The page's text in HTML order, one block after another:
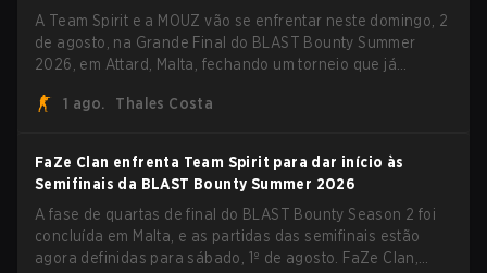
A Team Spirit e a MOUZ vão se enfrentar neste domingo, 2
de agosto, na Grande Final do BLAST Bounty Summer
2026, em Attard, Malta, fechando um torneio que já
1 ago.
Thales Costa
FaZe Clan enfrenta Team Spirit para dar início às
Semifinais da BLAST Bounty Summer 2026
A fase de quartas de final do BLAST Bounty Season 2 foi
concluída em Malta, e as partidas das semifinais estão
agora definidas para sábado, 1º de agosto. FaZe Clan,